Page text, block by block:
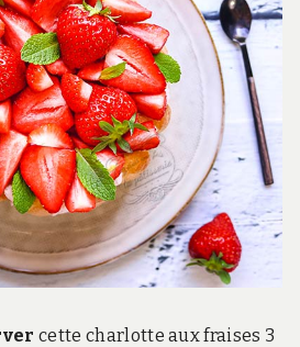
cette charlotte aux fraises 3